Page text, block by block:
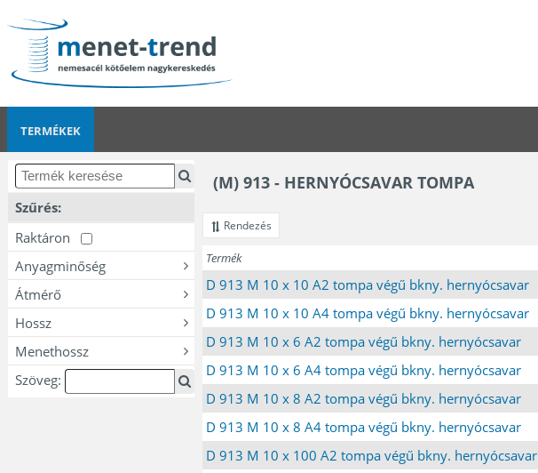
TERMÉKEK
Szűrés:
Raktáron
Anyagminőség
Átmérő
Hossz
Menethossz
Szöveg:
(M) 913 - HERNYÓCSAVAR TOMPA
Rendezés
Termék
D 913 M 10 x 10 A2 tompa végű bkny. hernyócsavar
D 913 M 10 x 10 A4 tompa végű bkny. hernyócsavar
D 913 M 10 x 6 A2 tompa végű bkny. hernyócsavar
D 913 M 10 x 6 A4 tompa végű bkny. hernyócsavar
D 913 M 10 x 8 A2 tompa végű bkny. hernyócsavar
D 913 M 10 x 8 A4 tompa végű bkny. hernyócsavar
D 913 M 10 x 100 A2 tompa végű bkny. hernyócsavar